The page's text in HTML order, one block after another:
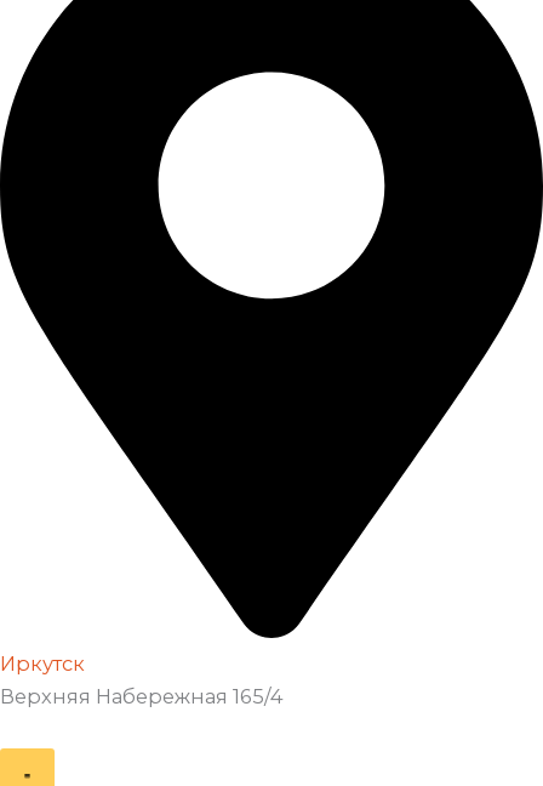
Иркутск
Верхняя Набережная 165/4